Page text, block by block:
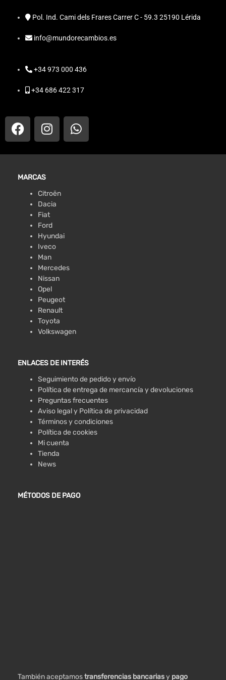
Pol. Ind. Cami dels Frares Carrer C - 59.3 25190 Lérida
info@mundorecambios.es
+34 973 000 436
+34 686 422 317
MARCAS
Citroën
Dacia
Fiat
Ford
Hyundai
Iveco
Man
Mercedes
Nissan
Opel
Peugeot
Renault
Toyota
Volkswagen
ENLACES DE INTERÉS
Seguimiento de pedido y envío
Política de entrega de mercancía y devoluciones
Preguntas frecuentes
Aviso legal y Política de privacidad
Términos y condiciones
Política de cookies
Mi cuenta
Tienda
News
MÉTODOS DE PAGO
También aceptamostransferencias bancariasy pago